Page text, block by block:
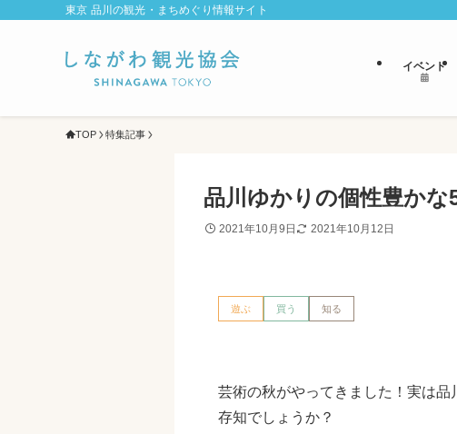
東京 品川の観光・まちめぐり情報サイト
イベント
TOP 特集記事
品川ゆかりの個性豊かな
2021年10月9日 2021年10月12日
遊ぶ 買う 知る
芸術の秋がやってきました！実は
存知でしょうか？